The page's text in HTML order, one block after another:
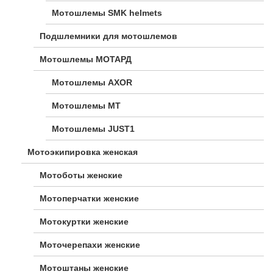
Мотошлемы SMK helmets
Подшлемники для мотошлемов
Мотошлемы МОТАРД
Мотошлемы AXOR
Мотошлемы MT
Мотошлемы JUST1
Мотоэкипировка женская
Мотоботы женские
Мотоперчатки женские
Мотокуртки женские
Моточерепахи женские
Мотоштаны женские